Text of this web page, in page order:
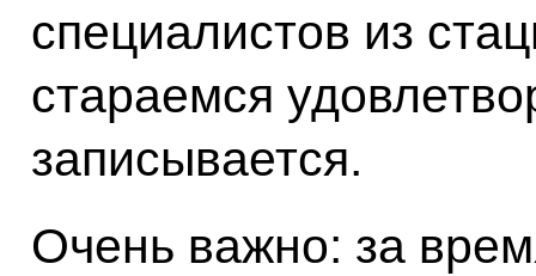
специалистов из
стараемся
записывается.
Очень важно: за